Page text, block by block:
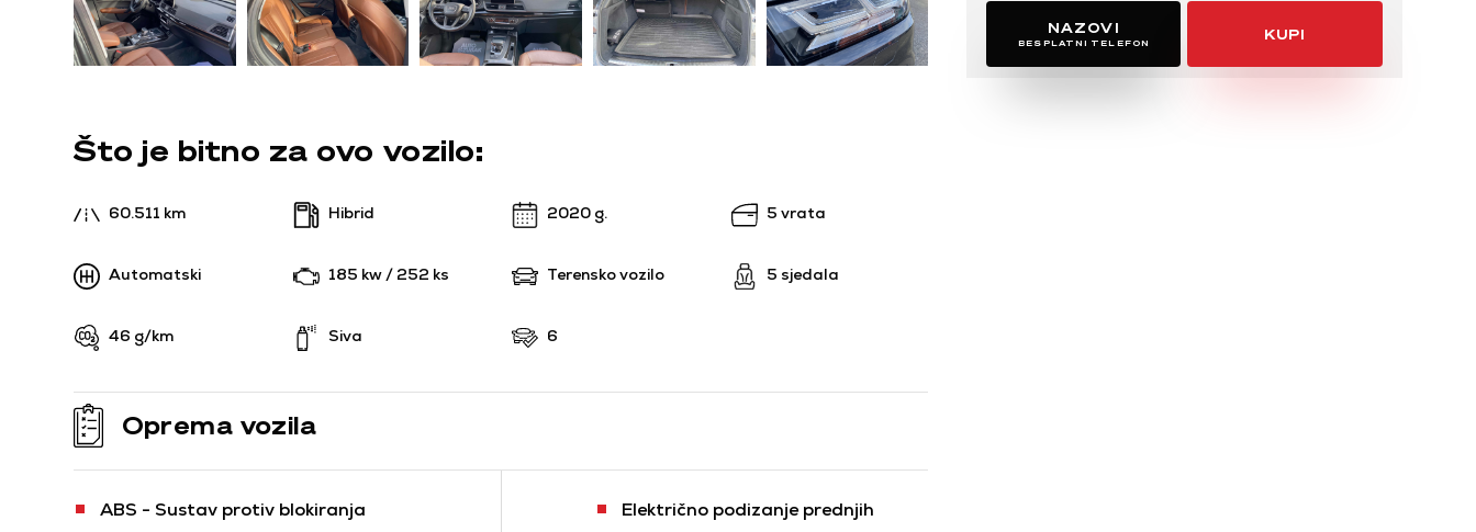
NAZOVI
BESPLATNI TELEFON
KUPI
Što je bitno za ovo vozilo:
60.511 km Hibrid 2020 g. 5 vrata
Automatski 185 kw / 252 ks Terensko vozilo 5 sjedala
46 g/km Siva 6
Oprema vozila
ABS - Sustav protiv blokiranja
Električno podizanje prednjih